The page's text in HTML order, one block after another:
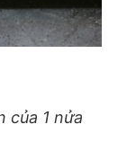
của 1 nửa